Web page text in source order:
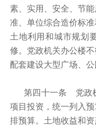
素、实用、安全、节
准、单位综合造价标
土地利用和城市规划
修。党政机关办公楼
配套建设大型广场、公
第四十一条 党政
项目投资，统一列入
排预算。土地收益和